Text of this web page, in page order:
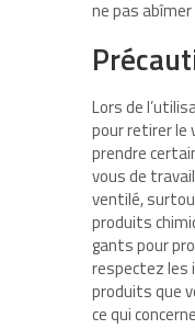
ne pas
Lors de
pour retirer le
prendre
vous de
ventilé,
produits
gants pour
respectez les
produits que
ce qui